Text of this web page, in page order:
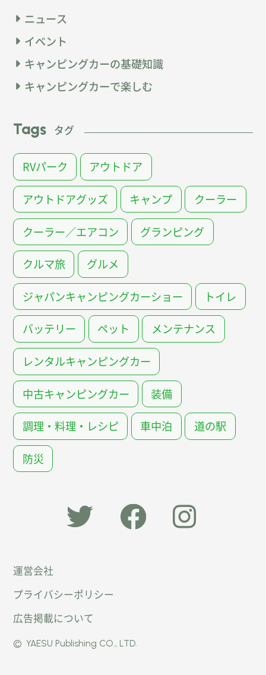
ニュース
イベント
キャンピングカーの基礎知識
キャンピングカーで楽しむ
Tags タグ
RVパーク アウトドア
アウトドアグッズ キャンプ クーラー
クーラー／エアコン グランピング
クルマ旅 グルメ
ジャパンキャンピングカーショー トイレ
バッテリー ペット メンテナンス
レンタルキャンピングカー
中古キャンピングカー 装備
調理・料理・レシピ 車中泊 道の駅
防災
ン
パー」
公式 Faceb
運営会社
プライバシーポリシー
広告掲載について
© YAESU Publishing CO., LTD.